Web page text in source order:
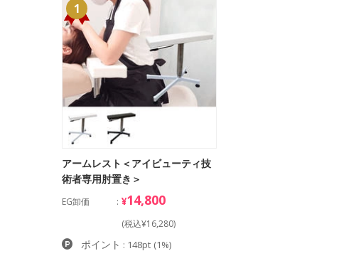
1
アームレスト＜アイビューティ技
術者専用肘置き＞
EG卸価 ¥14,800
(税込¥16,280)
ポイント : 148pt (1%)